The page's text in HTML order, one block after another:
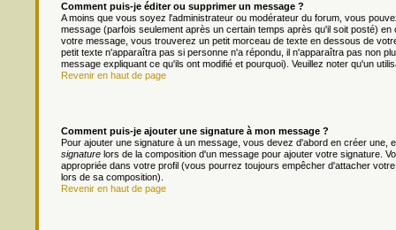
Comment puis-je éditer ou supprimer un message ?
A moins que vous soyez l'administrateur ou modérateur du forum, vous
message (parfois seulement après un certain temps après qu'il soit posté)
votre message, vous trouverez un petit morceau de texte en dessous de
petit texte n'apparaîtra pas si personne n'a répondu, il n'apparaîtra pas non
message expliquant ce qu'ils ont modifié et pourquoi). Veuillez noter qu'un
Revenir en haut de page
Comment puis-je ajouter une signature à mon message ?
Pour ajouter une signature à un message, vous devez d'abord en créer
signature lors de la composition d'un message pour ajouter votre signature.
appropriée dans votre profil (vous pourrez toujours empêcher d'attacher
lors de sa composition).
Revenir en haut de page